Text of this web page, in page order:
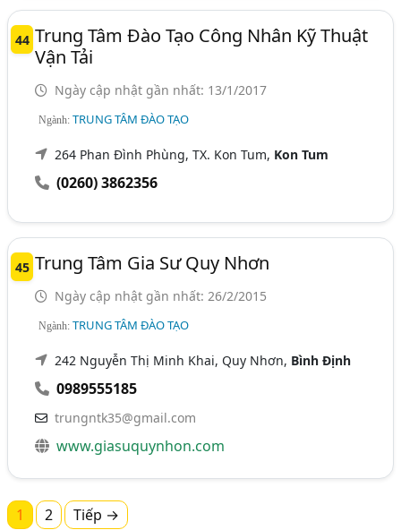
44 Trung Tâm Đào Tạo Công Nhân Kỹ Thuật
Vận Tải
Ngày cập nhật gần nhất: 13/1/2017
Ngành:TRUNG TÂM ĐÀO TẠO
264 Phan Đình Phùng, TX. Kon Tum, Kon Tum
(0260) 3862356
45 Trung Tâm Gia Sư Quy Nhơn
Ngày cập nhật gần nhất: 26/2/2015
Ngành:TRUNG TÂM ĐÀO TẠO
242 Nguyễn Thị Minh Khai, Quy Nhơn, Bình Định
0989555185
trungntk35@gmail.com
www.giasuquynhon.com
1 2 Tiếp →